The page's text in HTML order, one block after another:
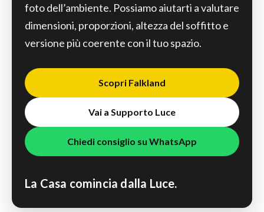
foto dell’ambiente. Possiamo aiutarti a valutare
dimensioni, proporzioni, altezza del soffitto e
versione più coerente con il tuo spazio.
Scopri Falkland
Vai a Supporto Luce
Chiedi consiglio su WhatsApp
La Casa comincia dalla Luce.